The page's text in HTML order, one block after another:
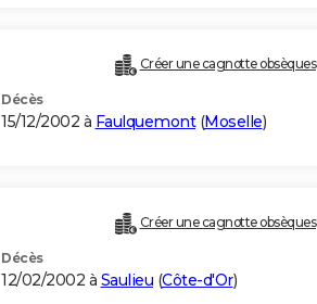
Créer une cagnotte obsèques
Décès
15/12/2002 à Faulquemont(Moselle)
Créer une cagnotte obsèques
Décès
12/02/2002 à Saulieu (Côte-d'Or)